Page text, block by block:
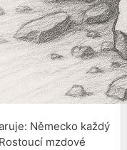
Německo každý
mzdové